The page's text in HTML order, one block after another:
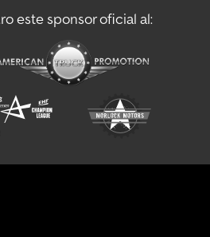
este sponsor oficial al: